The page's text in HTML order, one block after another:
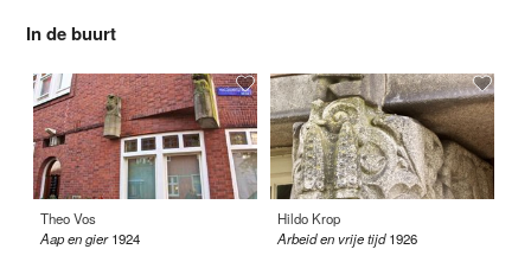
In de buurt
Theo Vos
Aap en gier 1924
Hildo Krop
Arbeid en vrije tijd 1926